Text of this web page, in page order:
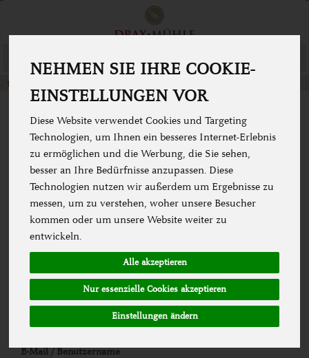
NEHMEN SIE IHRE COOKIE-
EINSTELLUNGEN VOR
Diese Website verwendet Cookies und Targeting
Technologien, um Ihnen ein besseres Internet-Erlebnis
zu ermöglichen und die Werbung, die Sie sehen,
besser an Ihre Bedürfnisse anzupassen. Diese
Technologien nutzen wir außerdem um Ergebnisse zu
messen, um zu verstehen, woher unsere Besucher
kommen oder um unsere Website weiter zu
entwickeln.
Alle akzeptieren
Nur essenzielle Cookies akzeptieren
Einstellungen ändern
PASSWORT RESET
Bitte tragen Sie hier Ihre E-Mail-Adresse ein. Wir senden
Ihnen umgehend einen Link zu, über den Sie Ihre E-Mail-
Adresse verifizieren und ein neues Passwort vergeben
Bitte kontrollieren Sie auch den SPAM-Ordner Ihres E-Mail-
Postfaches.
Sollten Sie bei uns noch kein registrierter Shop-Kunde sein,
melden Sie sich bitte zuerst als Neukunde an oder
kontaktieren Sie unsere Hotline.
Eine Neukundenanmeldung ist nur im Rahmen eines
Bestellvorgangs möglich!
E-Mail / Benutzername